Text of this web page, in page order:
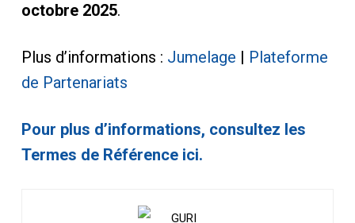
octobre 2025.
Plus d’informations : Jumelage | Plateforme
de Partenariats
Pour plus d’informations, consultez les
Termes de Référence ici.